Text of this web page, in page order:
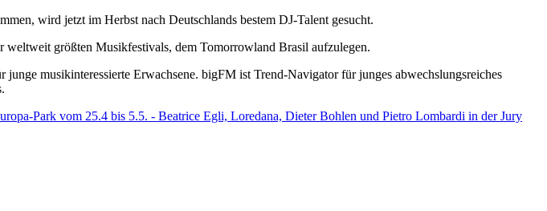
wird jetzt im Herbst nach Deutschlands bestem DJ-Talent gesucht.
größten Musikfestivals, dem Tomorrowland Brasil aufzulegen.
musikinteressierte Erwachsene. bigFM ist Trend-Navigator für junges abwechslungsreiches
Park vom 25.4 bis 5.5. - Beatrice Egli, Loredana, Dieter Bohlen und Pietro Lombardi in der Jury